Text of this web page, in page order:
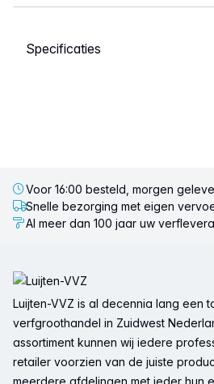
Selecteer een tabblad
Voor 16:00 besteld, morgen
Snelle bezorging met eigen
Al meer dan 100 jaar uw
Luijten-VVZ is al decennia lang een
verfgroothandel in Zuidwest
assortiment kunnen wij iedere
retailer voorzien van de juiste
meerdere afdelingen met ieder hun